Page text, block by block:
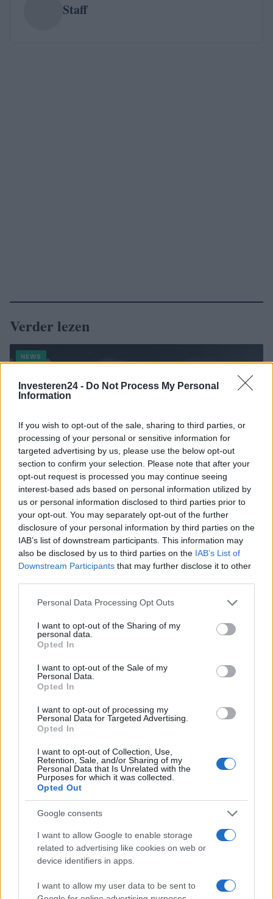
Investeren24 - Do Not Process My Personal
Information
If you wish to opt-out of the sale, sharing to third parties, or
processing of your personal or sensitive information for
targeted advertising by us, please use the below opt-out
section to confirm your selection. Please note that after your
opt-out request is processed you may continue seeing
interest-based ads based on personal information utilized by
us or personal information disclosed to third parties prior to
your opt-out. You may separately opt-out of the further
disclosure of your personal information by third parties on the
IAB’s list of downstream participants. This information may
also be disclosed by us to third parties on the IAB’s List of
Downstream Participants that may further disclose it to other
Please note that this website/app uses one or more Google
not limited to your visit or usage behaviour. You may click to
grant or deny consent to Google and its third-party tags to
use your data for below specified purposes in below Google
consent section.
Personal Data Processing Opt Outs
I want to opt-out of the Sharing of my
personal data.
Opted In
I want to opt-out of the Sale of my
Personal Data.
Opted In
I want to opt-out of processing my
Personal Data for Targeted Advertising.
Opted In
I want to opt-out of Collection, Use,
Retention, Sale, and/or Sharing of my
Personal Data that Is Unrelated with the
Purposes for which it was collected.
Opted Out
Google consents
I want to allow Google to enable storage
related to advertising like cookies on web or
device identifiers in apps.
I want to allow my user data to be sent to
Staff
Verder lezen
NEWS
Brent olieprijs daalt naar 88.9 dollar: een week van teruggang
Sanne De Vries · 10 aug 2026
NEWS
EUR/USD daalt, crypto’s stabiliseren na rustige week
Sanne De Vries · 10 aug 2026
NEWS